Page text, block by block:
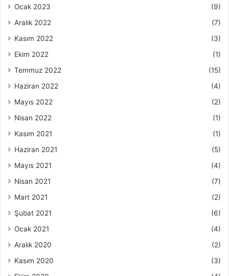
Ocak 2023
(9)
Aralık 2022
(7)
Kasım 2022
(3)
Ekim 2022
(1)
Temmuz 2022
(15)
Haziran 2022
(4)
Mayıs 2022
(2)
Nisan 2022
(1)
Kasım 2021
(1)
Haziran 2021
(5)
Mayıs 2021
(4)
Nisan 2021
(7)
Mart 2021
(2)
Şubat 2021
(6)
Ocak 2021
(4)
Aralık 2020
(2)
Kasım 2020
(3)